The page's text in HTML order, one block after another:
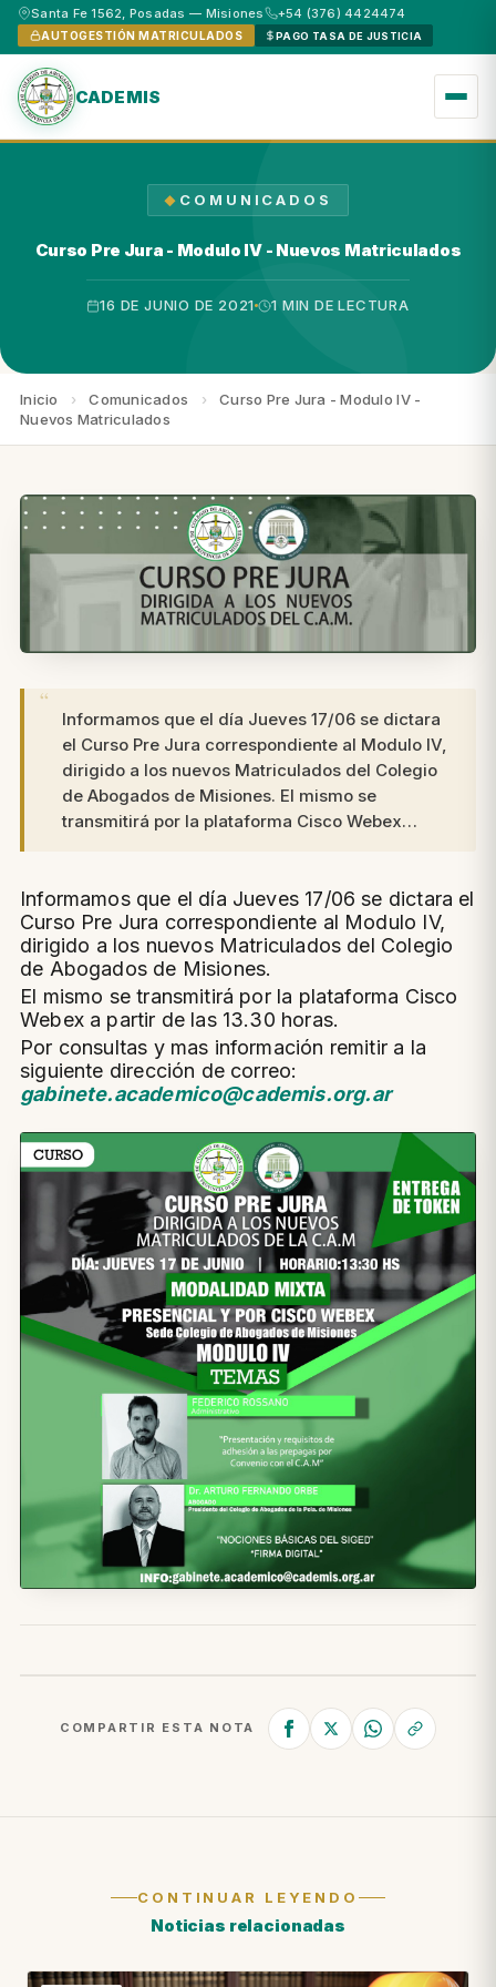
Santa Fe 1562, Posadas — Misiones +54 (376) 4424474
AUTOGESTIÓN MATRICULADOS PAGO TASA DE JUSTICIA
CADEMIS
COMUNICADOS
Curso Pre Jura - Modulo IV - Nuevos Matriculados
16 DE JUNIO DE 2021 1 MIN DE LECTURA
Inicio › Comunicados ›
Curso Pre Jura - Modulo IV -
Nuevos Matriculados
​Informamos que el día Jueves 17/06 se dictara
el Curso Pre Jura correspondiente al Modulo IV,
dirigido a los nuevos Matriculados del Colegio
de Abogados de Misiones. El mismo se
transmitirá por la plataforma Cisco Webex…
Informamos que el día Jueves 17/06 se dictara el
Curso Pre Jura correspondiente al Modulo IV,
dirigido a los nuevos Matriculados del Colegio
de Abogados de Misiones.
El mismo se transmitirá por la plataforma Cisco
Webex a partir de las 13.30 horas.
Por consultas y mas información remitir a la
siguiente dirección de correo:
gabinete.academico@cademis.org.ar
COMPARTIR ESTA NOTA
CONTINUAR LEYENDO
Noticias relacionadas